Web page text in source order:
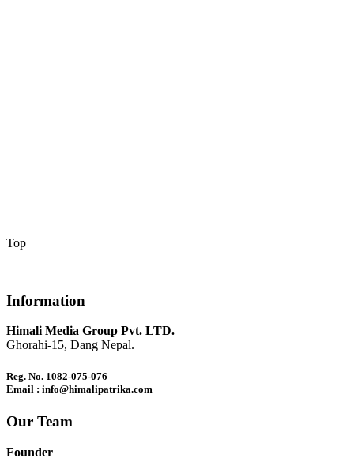
Top
Information
Himali Media Group Pvt. LTD.
Ghorahi-15, Dang Nepal.
Reg. No. 1082-075-076
Email : info@himalipatrika.com
Our Team
Founder